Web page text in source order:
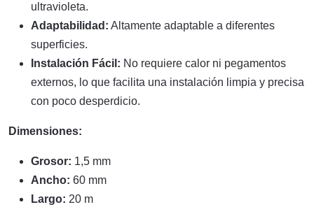
ultravioleta.
Adaptabilidad: Altamente adaptable a diferentes
superficies.
Instalación Fácil: No requiere calor ni pegamentos
externos, lo que facilita una instalación limpia y precisa
con poco desperdicio.
Dimensiones:
Grosor: 1,5 mm
Ancho: 60 mm
Largo: 20 m